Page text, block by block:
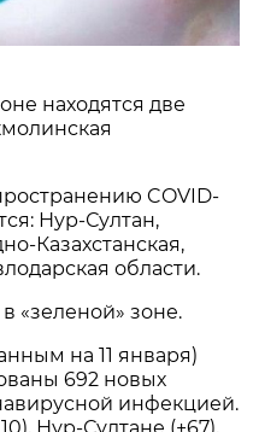
находятся две
COVID-
Нур-Султан,
Казахстанская,
области.
«зеленой» зоне.
на 11 января)
692 новых
инфекцией.